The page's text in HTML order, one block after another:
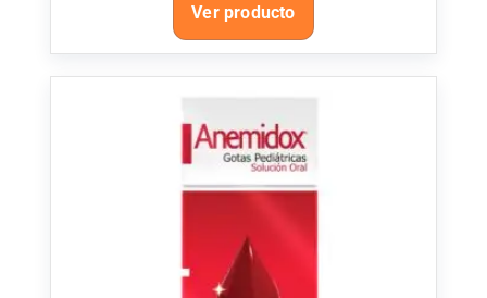
Ver producto